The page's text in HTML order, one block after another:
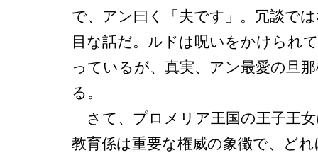
で、アン曰く「夫です」。冗談で
目な話だ。ルドは呪いをかけられ
っているが、真実、アン最愛の旦
る。
さて、プロメリア王国の王子王
教育係は重要な権威の象徴で、ど